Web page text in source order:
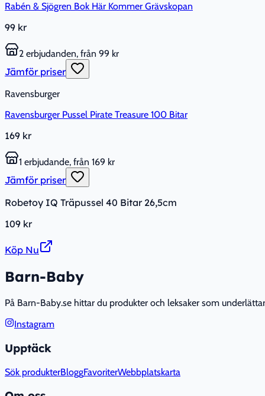
Rabén & Sjögren Bok Här Kommer Grävskopan
99 kr
2 erbjudanden, från 99 kr
Jämför priser
Ravensburger
Ravensburger Pussel Pirate Treasure 100 Bitar
169 kr
1 erbjudande, från 169 kr
Jämför priser
Robetoy IQ Träpussel 40 Bitar 26,5cm
109 kr
Köp Nu
Barn-Baby
På Barn-Baby.se hittar du produkter och leksaker som
Instagram
Upptäck
Sök produkterBloggFavoriterWebbplatskarta